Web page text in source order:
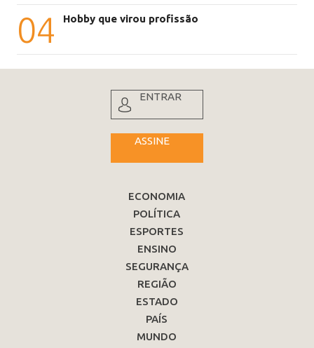
04 Hobby que virou profissão
ENTRAR
ASSINE
ECONOMIA
POLÍTICA
ESPORTES
ENSINO
SEGURANÇA
REGIÃO
ESTADO
PAÍS
MUNDO